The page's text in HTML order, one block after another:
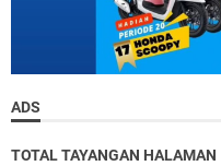
ADS
TOTAL TAYANGAN HALAMAN